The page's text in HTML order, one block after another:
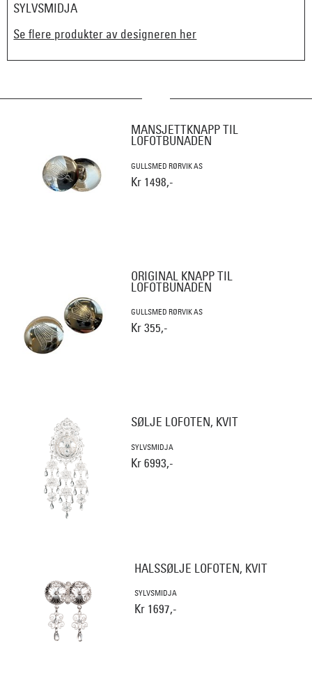
SYLVSMIDJA
Se flere produkter av designeren her
MANSJETTKNAPP TIL
LOFOTBUNADEN
GULLSMED RØRVIK AS
Kr 1498,-
ORIGINAL KNAPP TIL
LOFOTBUNADEN
GULLSMED RØRVIK AS
Kr 355,-
SØLJE LOFOTEN, KVIT
SYLVSMIDJA
Kr 6993,-
HALSSØLJE LOFOTEN, KVIT
SYLVSMIDJA
Kr 1697,-